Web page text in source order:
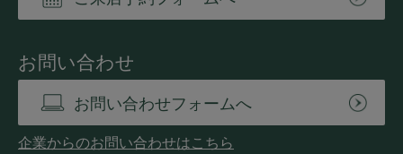
お問い合わせ
お問い合わせフォームへ
企業からのお問い合わせはこちら